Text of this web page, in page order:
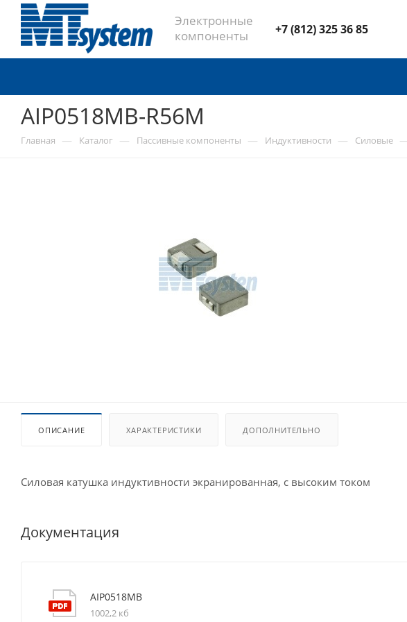
Электронные
компоненты
+7 (812) 325 36 85
AIP0518MB-R56M
Главная — Каталог — Пассивные компоненты — Индуктивности — Силовые
ОПИСАНИЕ ХАРАКТЕРИСТИКИ ДОПОЛНИТЕЛЬНО
Силовая катушка индуктивности экранированная, с высоким током
Документация
AIP0518MB
1002,2 кб